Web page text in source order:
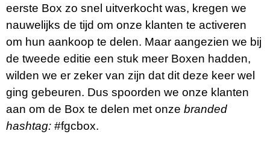
eerste Box zo snel uitverkocht was, kregen we
nauwelijks de tijd om onze klanten te activeren
om hun aankoop te delen. Maar aangezien we bij
de tweede editie een stuk meer Boxen hadden,
wilden we er zeker van zijn dat dit deze keer wel
ging gebeuren. Dus spoorden we onze klanten
aan om de Box te delen met onze branded
hashtag: #fgcbox.